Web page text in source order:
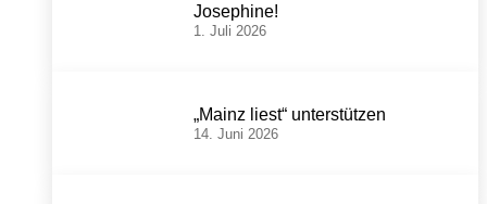
Josephine!
1. Juli 2026
„Mainz liest“ unterstützen
14. Juni 2026